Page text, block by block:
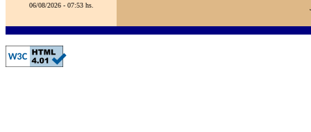
06/08/2026 - 07:53 hs.